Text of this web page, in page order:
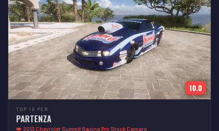
10.0
TOP 10 PER
PARTENZA
👑 2013 Chevrolet Summit Racing Pro Stock Camaro